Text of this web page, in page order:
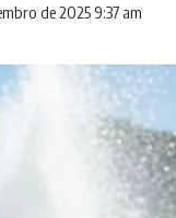
de 2025 9:37 am